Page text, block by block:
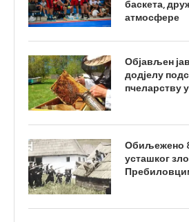
баскета,
атмосфере
Објављен
додјелу
пчеларству
Обиљежено
усташког